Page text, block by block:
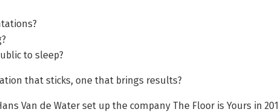
to sleep?
that sticks, one that brings results?
Van de Water set up the company The Floor is Yours in